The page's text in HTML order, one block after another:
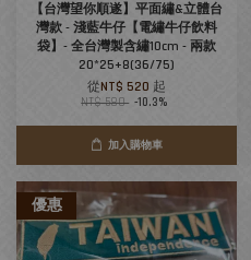
【台灣望你順遂】平面繡&立體台
灣款 - 淺藍牛仔【電繡牛仔飲料
袋】- 全台灣製含繡10cm - 兩款
20*25+8(36/75)
從NT$ 520 起
NT$ 580 -10.3%
加入購物車
優惠